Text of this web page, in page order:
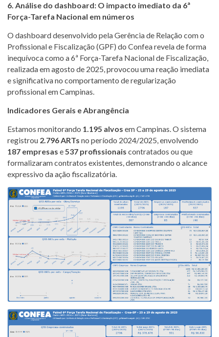
6. Análise do dashboard: O impacto imediato da 6ª
Força-Tarefa Nacional em números
O dashboard desenvolvido pela Gerência de Relação com o
Profissional e Fiscalização (GPF) do Confea revela de forma
inequívoca como a 6ª Força-Tarefa Nacional de Fiscalização,
realizada em agosto de 2025, provocou uma reação imediata
e significativa no comportamento de regularização
profissional em Campinas.
Indicadores Gerais e Abrangência
Estamos monitorando 1.195 alvos em Campinas. O sistema
registrou 2.796 ARTs no período 2024/2025, envolvendo
187 empresas e537 profissionais contratados ou que
formalizaram contratos existentes, demonstrando o alcance
expressivo da ação fiscalizatória.